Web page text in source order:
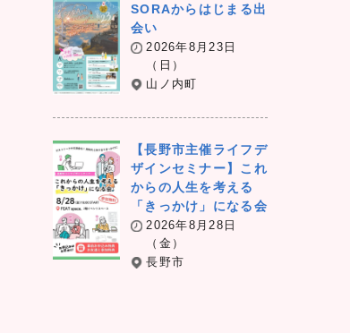
SORAからはじまる出
会い
2026年8月23日
（日）
山ノ内町
【長野市主催ライフデ
ザインセミナー】これ
からの人生を考える
「きっかけ」になる会
2026年8月28日
（金）
長野市